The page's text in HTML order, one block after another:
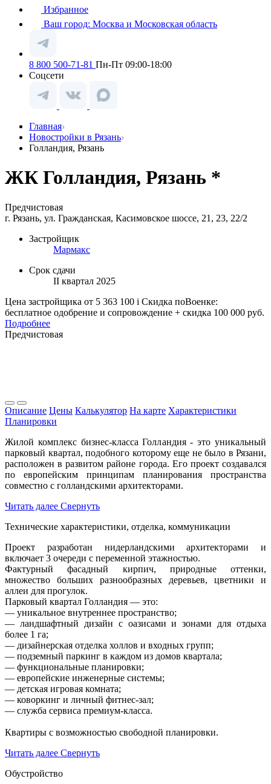
Избранное
Ваш город: Москва и Московская область
8 800 500-71-81 Пн-Пт 09:00-18:00
Соцсети
Главная
Новостройки в Рязань
Голландия, Рязань
ЖК Голландия, Рязань *
Предчистовая
г. Рязань, ул. Гражданская, Касимовское шоссе, 21, 23, 22/2
Застройщик
Мармакс
Срок сдачи
II квартал 2025
Цена застройщика от 5 363 100 i Скидка поВоенке:
бесплатное одобрение и сопровождение + скидка 100 000 руб.
Подробнее
Предчистовая
Описание Цены Калькулятор На карте Характеристики
Планировки
Жилой комплекс бизнес-класса Голландия - это уникальный
парковый квартал, подобного которому еще не было в Рязани,
расположен в развитом районе города. Его проект создавался
по европейским принципам планирования пространства
совместно с голландскими архитекторами.
Читать далее Свернуть
Технические характеристики, отделка, коммуникации
Проект разработан нидерландскими архитекторами и
включает 3 очереди с переменной этажностью.
Фактурный фасадный кирпич, природные оттенки,
множество больших разнообразных деревьев, цветники и
аллеи для прогулок.
Парковый квартал Голландия — это:
— уникальное внутреннее пространство;
— ландшафтный дизайн с оазисами и зонами для отдыха
более 1 га;
— дизайнерская отделка холлов и входных групп;
— подземный паркинг в каждом из домов квартала;
— функциональные планировки;
— европейские инженерные системы;
— детская игровая комната;
— коворкинг и личный фитнес-зал;
— служба сервиса премиум-класса.
Квартиры с возможностью свободной планировки.
Читать далее Свернуть
Обустройство